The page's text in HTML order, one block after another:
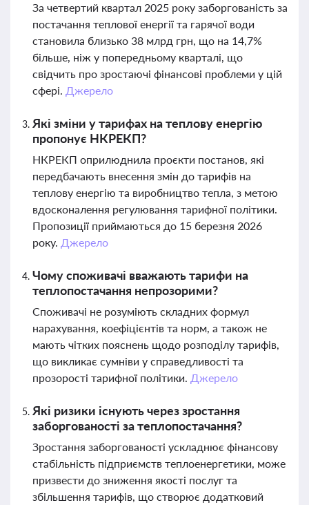
За четвертий квартал 2025 року заборгованість за
постачання теплової енергії та гарячої води
становила близько 38 млрд грн, що на 14,7%
більше, ніж у попередньому кварталі, що
свідчить про зростаючі фінансові проблеми у цій
сфері. Джерело
Які зміни у тарифах на теплову енергію
пропонує НКРЕКП?
НКРЕКП оприлюднила проєкти постанов, які
передбачають внесення змін до тарифів на
теплову енергію та виробництво тепла, з метою
вдосконалення регулювання тарифної політики.
Пропозиції приймаються до 15 березня 2026
року. Джерело
Чому споживачі вважають тарифи на
теплопостачання непрозорими?
Споживачі не розуміють складних формул
нарахування, коефіцієнтів та норм, а також не
мають чітких пояснень щодо розподілу тарифів,
що викликає сумніви у справедливості та
прозорості тарифної політики. Джерело
Які ризики існують через зростання
заборгованості за теплопостачання?
Зростання заборгованості ускладнює фінансову
стабільність підприємств теплоенергетики, може
призвести до зниження якості послуг та
збільшення тарифів, що створює додатковий